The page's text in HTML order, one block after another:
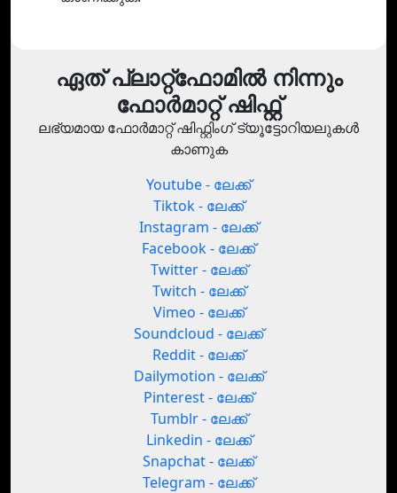
ഏത് പ്ലാറ്റ്‌ഫോമിൽ നിന്നും
ഫോർമാറ്റ് ഷിഫ്റ്റ്
ലഭ്യമായ ഫോർമാറ്റ് ഷിഫ്റ്റിംഗ് ട്യൂട്ടോറിയലുകൾ
കാണുക
Youtube - ലേക്ക്
Tiktok - ലേക്ക്
Instagram - ലേക്ക്
Facebook - ലേക്ക്
Twitter - ലേക്ക്
Twitch - ലേക്ക്
Vimeo - ലേക്ക്
Soundcloud - ലേക്ക്
Reddit - ലേക്ക്
Dailymotion - ലേക്ക്
Pinterest - ലേക്ക്
Tumblr - ലേക്ക്
Linkedin - ലേക്ക്
Snapchat - ലേക്ക്
Telegram - ലേക്ക്